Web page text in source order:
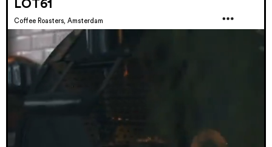
LOT61
Coffee Roasters, Amsterdam